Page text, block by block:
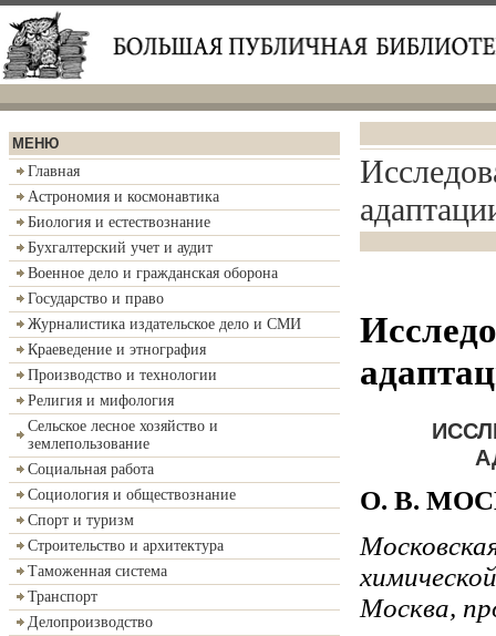
МЕНЮ
Главная
Астрономия и космонавтика
Биология и естествознание
Бухгалтерский учет и аудит
Военное дело и гражданская оборона
Государство и право
Журналистика издательское дело и СМИ
Краеведение и этнография
Производство и технологии
Религия и мифология
Сельское лесное хозяйство и
землепользование
Социальная работа
Социология и обществознание
Спорт и туризм
Строительство и архитектура
Таможенная система
Транспорт
Делопроизводство
О. В.
Москва,